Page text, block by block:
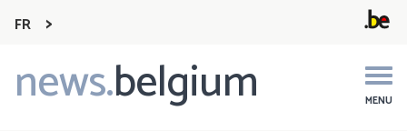
FR
news.belgium MENU
Main
navigation